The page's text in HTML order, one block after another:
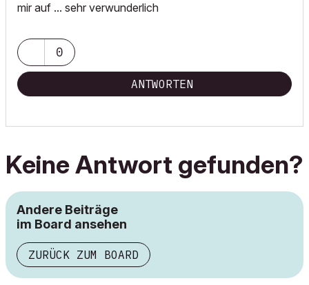
mir auf ... sehr verwunderlich
0
ANTWORTEN
Keine Antwort gefunden?
Andere Beiträge
im Board ansehen
ZURÜCK ZUM BOARD